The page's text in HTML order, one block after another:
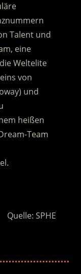
Talent und
eine
Weltelite
von
und
heißen
Team
Quelle: SPHE